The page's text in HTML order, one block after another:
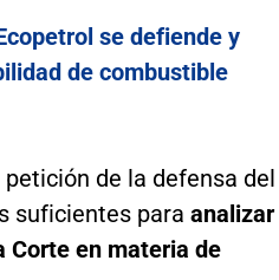
se defiende y
de combustible
de la defensa del
suficientes para analizar
Corte en materia de